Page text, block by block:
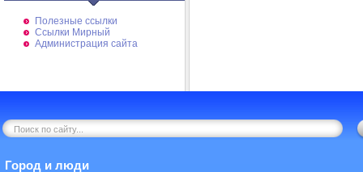
Полезные ссылки
Ссылки Мирный
Администрация сайта
Город и люди